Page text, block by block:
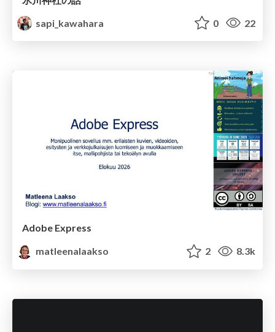
sapi_kawahara
0 22
Adobe Express
matleenalaakso
2 8.3k